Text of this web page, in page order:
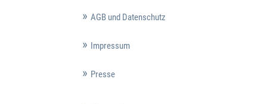
AGB und Datenschutz
Impressum
Presse